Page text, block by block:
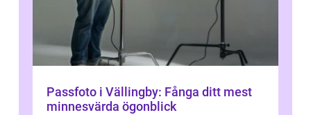
Passfoto i Vällingby: Fånga ditt mest
minnesvärda ögonblick